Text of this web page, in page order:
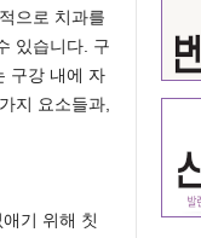
으로 치과를
있습니다. 구
구강 내에 자
지 요소들과,
기 위해 칫